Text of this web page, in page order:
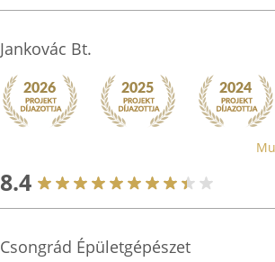
Jankovác Bt.
8.4
Csongrád Épületgépészet